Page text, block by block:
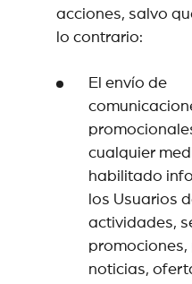
acciones, salvo
lo contrario:
El envío de
cualquier
habilitado
los Usuarios
actividades,
noticias,